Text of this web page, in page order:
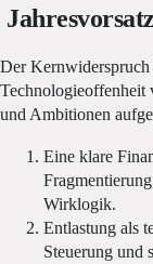
Der
Technologieoffenheit
und Ambitionen
Eine klare
Wirklogik.
Entlastung als
Steuerung und